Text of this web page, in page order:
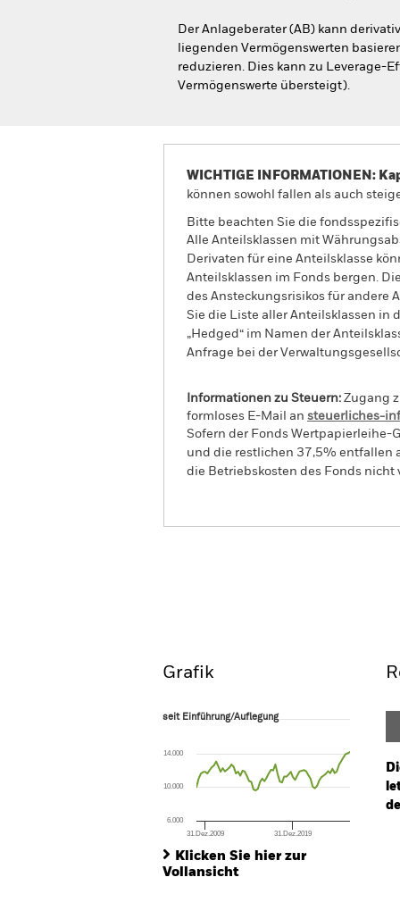
Der Anlageberater (AB) kann
liegenden Vermögenswerten
reduzieren. Dies kann zu Leverage-
Vermögenswerte übersteigt).
WICHTIGE INFORMATIONEN:
können sowohl fallen als auch
Bitte beachten Sie die
Alle Anteilsklassen mit
Derivaten für eine Anteilsklasse
Anteilsklassen im Fonds bergen.
des Ansteckungsrisikos für andere
Sie die Liste aller Anteilsklassen in
„Hedged“ im Namen der
Anfrage bei der
Informationen zu Steuern: Zugang
formloses E-Mail an steuerliches-
Sofern der Fonds Wertpapierleihe-
und die restlichen 37,5% entfallen
die Betriebskosten des Fonds
Grafik
seit Einführung/Auflegung
The chart has 1 X axis displaying Time.
The chart has 1 Y axis displaying values.
seit Einführung/Auflegung
31.Dez.2009 31.Dez.2019
6.000
10.000
14.000
Klicken Sie hier zur
Vollansicht